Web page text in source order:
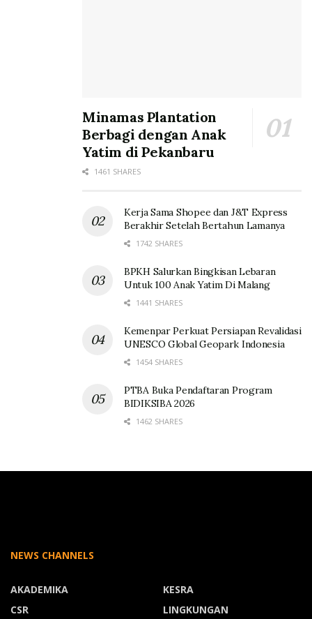
Minamas Plantation
Berbagi dengan Anak
Yatim di Pekanbaru
1461 SHARES
Kerja Sama Shopee dan J&T Express
Berakhir Setelah Bertahun Lamanya
1742 SHARES
BPKH Salurkan Bingkisan Lebaran
Untuk 100 Anak Yatim Di Malang
1441 SHARES
Kemenpar Perkuat Persiapan Revalidasi
UNESCO Global Geopark Indonesia
1454 SHARES
PTBA Buka Pendaftaran Program
BIDIKSIBA 2026
1462 SHARES
NEWS CHANNELS
AKADEMIKA
CSR
KESRA
LINGKUNGAN